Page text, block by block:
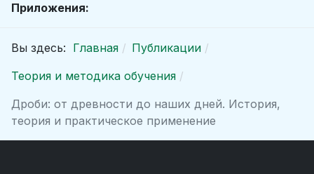
Приложения:
Вы здесь: Главная
Публикации
Теория и методика обучения
Дроби: от древности до наших дней. История,
теория и практическое применение